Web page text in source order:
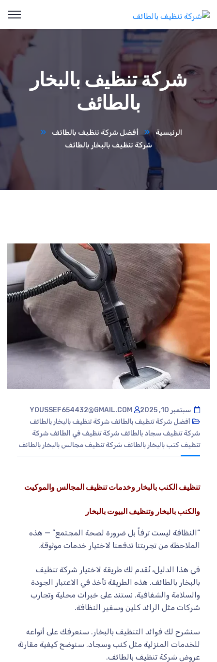
شركة تنظيف بالبخار
بالطائف
الرئيسية
أفضل شركة تنظيف بالطائف
شركة تنظيف بالبخار بالطائف
سبتمبر 10, 2025
YOUSSEF654432@GMAIL.COM
أفضل شركة تنظيف بالطائف شركة تنظيف بالبخار بالطائف
شركة تنظيف سجاد بالطائف شركة تنظيف في الطائف شركة
تنظيف كنب بالبخار بالطائف شركة تنظيف مجالس بالبخار بالطائف
تنظيف الكنب بالبخار وخدمات تنظيف المجالس والموكيت
والكنب بالبخار وتنظيف البيوت بالبخار
“النظافة ليست ترفاً بل ضرورة لصحة المجتمع” — هذه
الملاحظة من تجربتنا تدفعنا لاختيار خدمات موثوقة.
في هذا الدليل، نُقدم لك طريقة لاختيار شركة تنظيف
بالبخار بالطائف. هذه الطريقة تأخذ في الاعتبار الجودة
والسلامة والشفافية. نستند على خبرات محلية وتجارب
شركات مثل الرائد كلين وسفير النظافة.
سنشرح لك فوائد التنظيف بالبخار. سنعرفك على أنواعه
للخدمات المنزلية مثل كنب وسجاد. سنوضح كيفية مقارنة
عروض شركة تنظيف بالطائف.